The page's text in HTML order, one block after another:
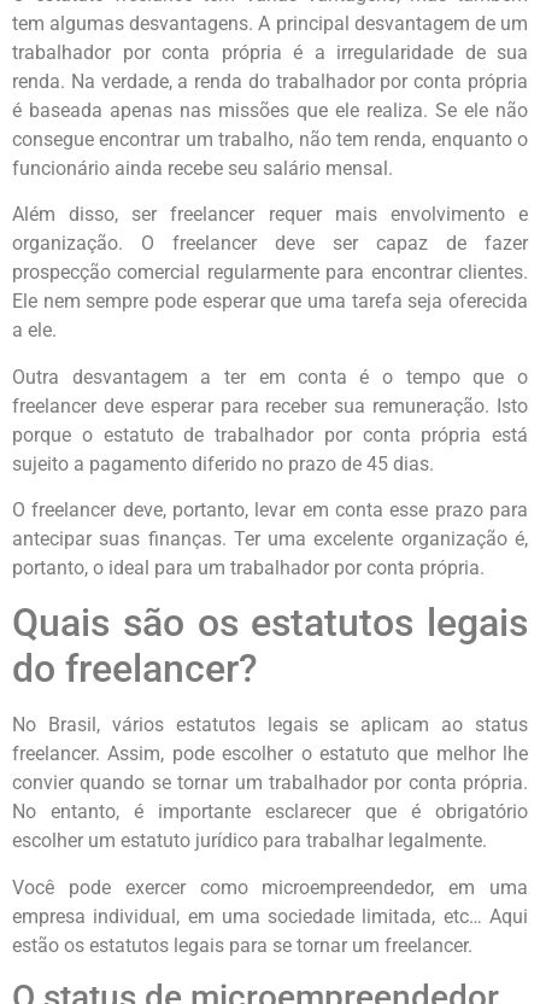
tem algumas desvantagens. A principal desvantagem de um
trabalhador por conta própria é a irregularidade de sua
renda. Na verdade, a renda do trabalhador por conta própria
é baseada apenas nas missões que ele realiza. Se ele não
consegue encontrar um trabalho, não tem renda, enquanto o
funcionário ainda recebe seu salário mensal.
Além disso, ser freelancer requer mais envolvimento e
organização. O freelancer deve ser capaz de fazer
prospecção comercial regularmente para encontrar clientes.
Ele nem sempre pode esperar que uma tarefa seja oferecida
a ele.
Outra desvantagem a ter em conta é o tempo que o
freelancer deve esperar para receber sua remuneração. Isto
porque o estatuto de trabalhador por conta própria está
sujeito a pagamento diferido no prazo de 45 dias.
O freelancer deve, portanto, levar em conta esse prazo para
antecipar suas finanças. Ter uma excelente organização é,
portanto, o ideal para um trabalhador por conta própria.
Quais são os estatutos legais
do freelancer?
No Brasil, vários estatutos legais se aplicam ao status
freelancer. Assim, pode escolher o estatuto que melhor lhe
convier quando se tornar um trabalhador por conta própria.
No entanto, é importante esclarecer que é obrigatório
escolher um estatuto jurídico para trabalhar legalmente.
Você pode exercer como microempreendedor, em uma
empresa individual, em uma sociedade limitada, etc… Aqui
estão os estatutos legais para se tornar um freelancer.